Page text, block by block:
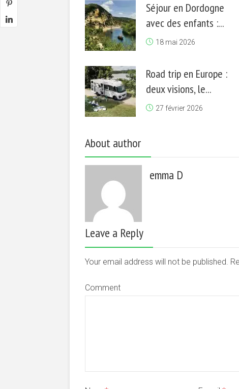
Séjour en Dordogne
avec des enfants :...
18 mai 2026
Road trip en Europe :
deux visions, le...
27 février 2026
About author
emma D
Leave a Reply
Your email address will not be published.
Comment